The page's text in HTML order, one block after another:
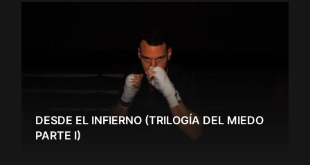
DESDE EL INFIERNO (TRILOGÍA DEL MIEDO
PARTE I)